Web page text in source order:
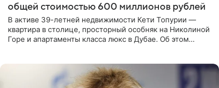
общей стоимостью 600 миллионов рублей
В активе 39-летней недвижимости Кети Топурии —
квартира в столице, просторный особняк на Николиной
Горе и апартаменты класса люкс в Дубае. Об этом